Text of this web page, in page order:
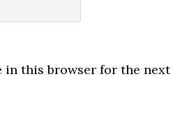
in this browser for the